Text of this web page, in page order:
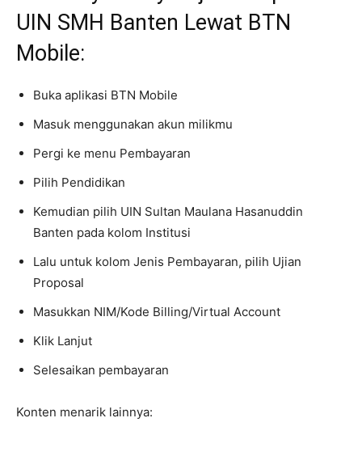
UIN SMH Banten Lewat BTN
Mobile:
Buka aplikasi BTN Mobile
Masuk menggunakan akun milikmu
Pergi ke menu Pembayaran
Pilih Pendidikan
Kemudian pilih UIN Sultan Maulana Hasanuddin
Banten pada kolom Institusi
Lalu untuk kolom Jenis Pembayaran, pilih Ujian
Proposal
Masukkan NIM/Kode Billing/Virtual Account
Klik Lanjut
Selesaikan pembayaran
Konten menarik lainnya: